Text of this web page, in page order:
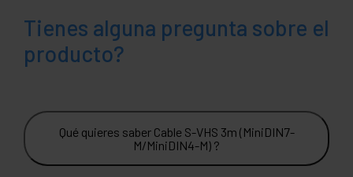
Tienes alguna pregunta sobre el
producto?
Qué quieres saber Cable S-VHS 3m (MiniDIN7-
M/MiniDIN4-M) ?